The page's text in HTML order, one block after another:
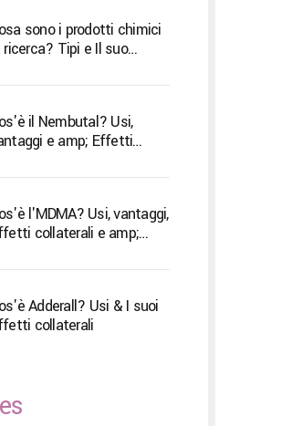
sono i prodotti chimici
ricerca? Tipi e Il suo
il Nembutal? Usi,
e amp; Effetti
l'MDMA? Usi, vantaggi,
collaterali e amp;
Adderall? Usi & I suoi
collaterali